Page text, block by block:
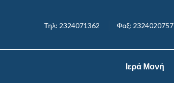
Τηλ: 2324071362 Φαξ: 2324020757
Ιερά Μονή